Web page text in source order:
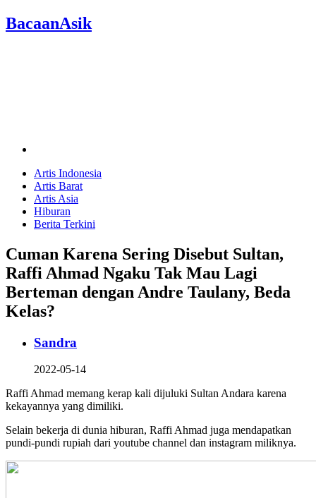
BacaanAsik
Artis Indonesia
Artis Barat
Artis Asia
Hiburan
Berita Terkini
Cuman Karena Sering Disebut Sultan,
Raffi Ahmad Ngaku Tak Mau Lagi
Berteman dengan Andre Taulany, Beda
Kelas?
Sandra
2022-05-14
Raffi Ahmad memang kerap kali dijuluki Sultan Andara karena
kekayannya yang dimiliki.
Selain bekerja di dunia hiburan, Raffi Ahmad juga mendapatkan
pundi-pundi rupiah dari youtube channel dan instagram miliknya.